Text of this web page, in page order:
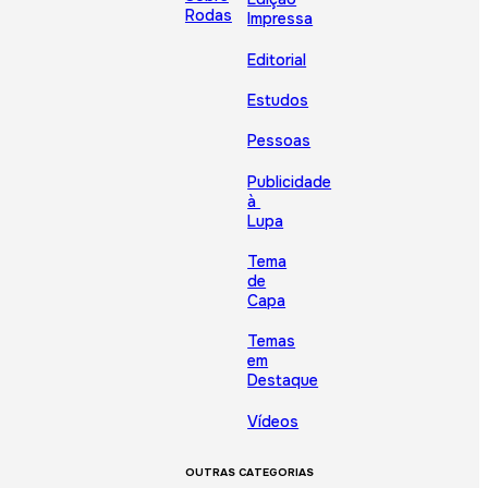
Rodas
Impressa
Editorial
Estudos
Pessoas
Publicidade
à
Lupa
Tema
de
Capa
Temas
em
Destaque
Vídeos
OUTRAS CATEGORIAS